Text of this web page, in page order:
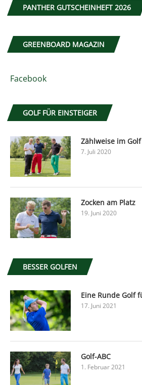
PANTHER GUTSCHEINHEFT 2026
GREENBOARD MAGAZIN
Facebook
GOLF FÜR EINSTEIGER
Zählweise im Golf
7. Juli 2020
Zocken am Platz
19. Juni 2020
BESSER GOLFEN
Eine Runde Golf
17. Juni 2021
Golf-ABC
1. Februar 2021